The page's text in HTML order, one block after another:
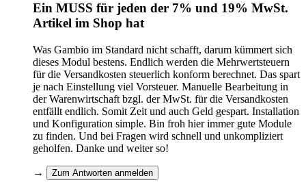
Ein MUSS für jeden der 7% und 19% MwSt.
Artikel im Shop hat
Was Gambio im Standard nicht schafft, darum kümmert sich
dieses Modul bestens. Endlich werden die Mehrwertsteuern
für die Versandkosten steuerlich konform berechnet. Das spart
je nach Einstellung viel Vorsteuer. Manuelle Bearbeitung in
der Warenwirtschaft bzgl. der MwSt. für die Versandkosten
entfällt endlich. Somit Zeit und auch Geld gespart. Installation
und Konfiguration simple. Bin froh hier immer gute Module
zu finden. Und bei Fragen wird schnell und unkompliziert
geholfen. Danke und weiter so!
→ Zum Antworten anmelden